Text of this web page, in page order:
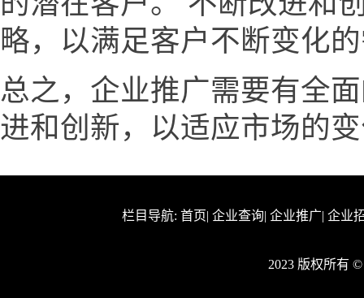
略，以满足客户不断变化
总之，企业推广需要有全
进和创新，以适应市场的
栏目导航: 首页| 企业查询| 企业推广| 企业
2023 版权所有